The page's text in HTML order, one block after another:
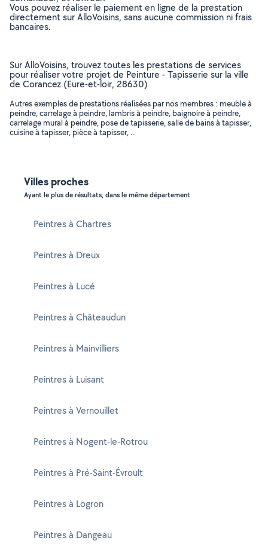
Vous pouvez réaliser le paiement en ligne de la prestation
directement sur AlloVoisins, sans aucune commission ni frais
bancaires.
Sur AlloVoisins, trouvez toutes les prestations de services
pour réaliser votre projet de Peinture - Tapisserie sur la ville
de Corancez (Eure-et-loir, 28630)
Autres exemples de prestations réalisées par nos membres : meuble à
peindre, carrelage à peindre, lambris à peindre, baignoire à peindre,
carrelage mural à peindre, pose de tapisserie, salle de bains à tapisser,
cuisine à tapisser, pièce à tapisser, ..
Villes proches
Ayant le plus de résultats, dans le même département
Peintres à Chartres
Peintres à Dreux
Peintres à Lucé
Peintres à Châteaudun
Peintres à Mainvilliers
Peintres à Luisant
Peintres à Vernouillet
Peintres à Nogent-le-Rotrou
Peintres à Pré-Saint-Évroult
Peintres à Logron
Peintres à Dangeau